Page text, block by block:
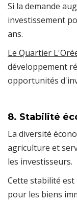
Si la demande
investissement
ans.
Le Quartier
développement
opportunités
8. Stabilité
La diversité
agriculture et
les investisseurs.
Cette stabilité
pour les biens